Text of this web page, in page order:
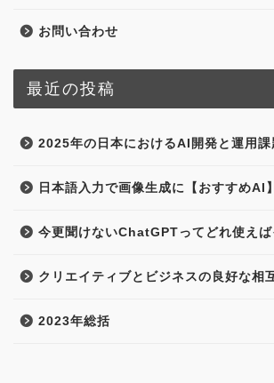
お問い合わせ
最近の投稿
2025年の日本におけるAI開発と運用課
日本語入力で画像生成に【おすすめAI
今更聞けないChatGPTってどれ使えば
クリエイティブとビジネスの良好な相
2023年総括